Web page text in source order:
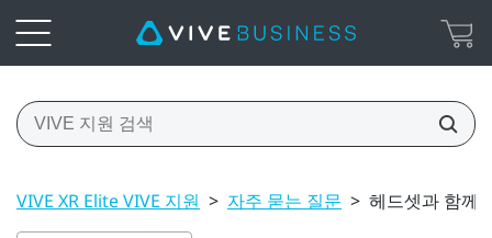
VIVE XR Elite VIVE 지원 > 자주 묻는 질문 > 헤드셋과 함께